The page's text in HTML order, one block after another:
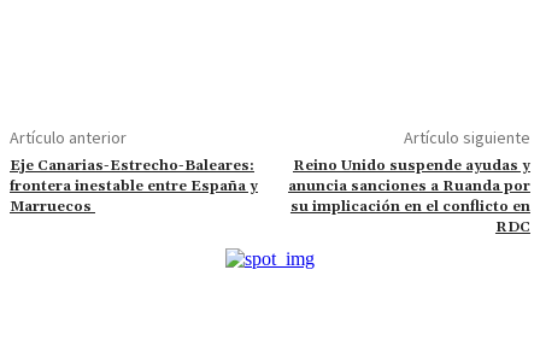
Artículo anterior
Eje Canarias-Estrecho-Baleares:
frontera inestable entre España y
Marruecos
Artículo siguiente
Reino Unido suspende ayudas y
anuncia sanciones a Ruanda por
su implicación en el conflicto en
RDC